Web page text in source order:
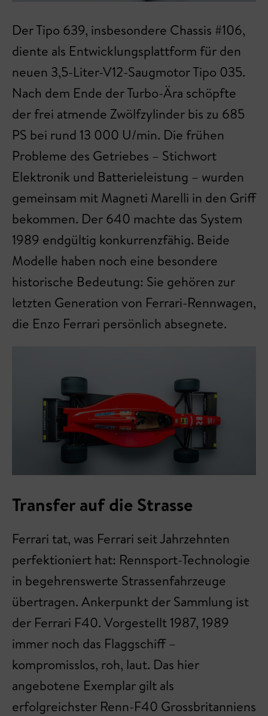
Der Tipo 639, insbesondere Chassis #106,
diente als Entwicklungsplattform für den
neuen 3,5-Liter-V12-Saugmotor Tipo 035.
Nach dem Ende der Turbo-Ära schöpfte
der frei atmende Zwölfzylinder bis zu 685
PS bei rund 13 000 U/min. Die frühen
Probleme des Getriebes – Stichwort
Elektronik und Batterieleistung – wurden
gemeinsam mit Magneti Marelli in den Griff
bekommen. Der 640 machte das System
1989 endgültig konkurrenzfähig. Beide
Modelle haben noch eine besondere
historische Bedeutung: Sie gehören zur
letzten Generation von Ferrari-Rennwagen,
die Enzo Ferrari persönlich absegnete.
Transfer auf die Strasse
Ferrari tat, was Ferrari seit Jahrzehnten
perfektioniert hat: Rennsport-Technologie
in begehrenswerte Strassenfahrzeuge
übertragen. Ankerpunkt der Sammlung ist
der Ferrari F40. Vorgestellt 1987, 1989
immer noch das Flaggschiff –
kompromisslos, roh, laut. Das hier
angebotene Exemplar gilt als
erfolgreichster Renn-F40 Grossbritanniens